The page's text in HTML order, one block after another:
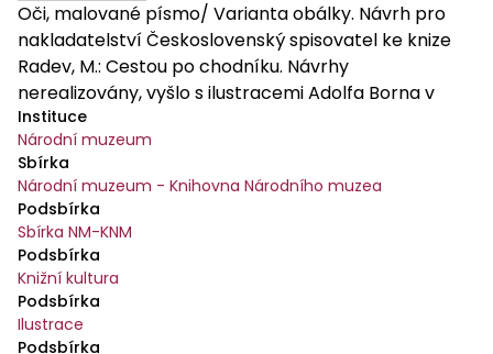
Oči, malované písmo/ Varianta obálky. Návrh pro
nakladatelství Československý spisovatel ke knize
Radev, M.: Cestou po chodníku. Návrhy
nerealizovány, vyšlo s ilustracemi Adolfa Borna v
roce 1963.
Instituce
Národní muzeum
Sbírka
Národní muzeum - Knihovna Národního muzea
Podsbírka
Sbírka NM-KNM
Podsbírka
Knižní kultura
Podsbírka
Ilustrace
Podsbírka